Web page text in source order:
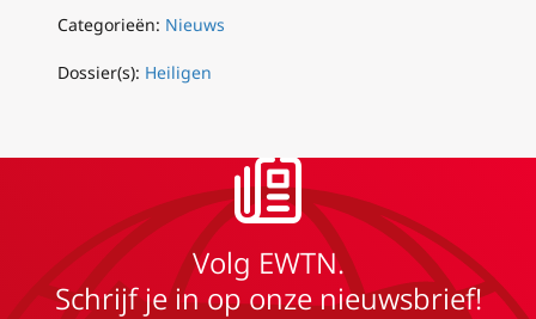
Categorieën: Nieuws
Dossier(s): Heiligen
Volg EWTN.
Schrijf je in op onze nieuwsbrief!